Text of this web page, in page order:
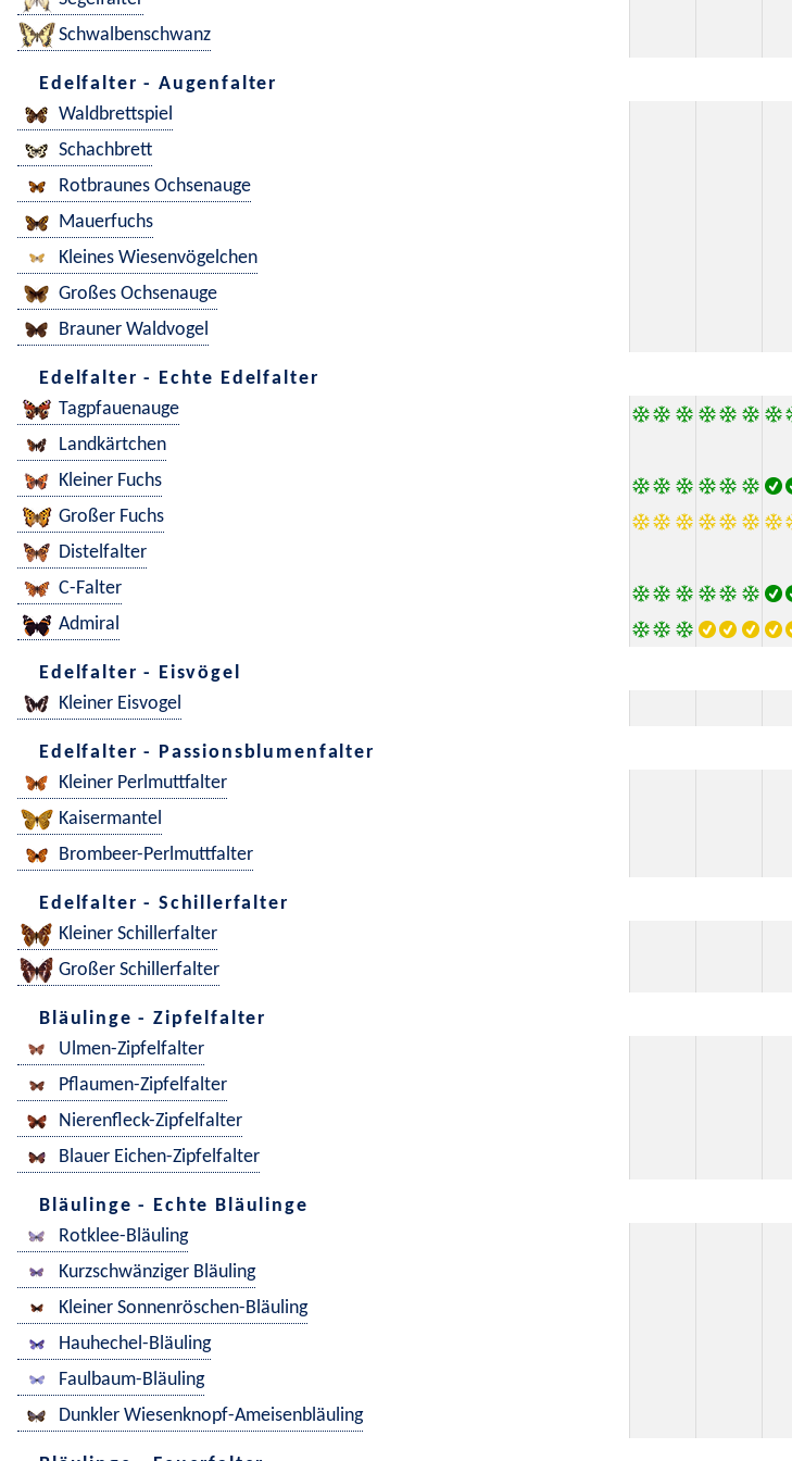
Schwalbenschwanz
Edelfalter - Augenfalter
Waldbrettspiel
Schachbrett
Rotbraunes Ochsenauge
Mauerfuchs
Kleines Wiesenvögelchen
Großes Ochsenauge
Brauner Waldvogel
Edelfalter - Echte Edelfalter
Tagpfauenauge
Landkärtchen
Kleiner Fuchs
Großer Fuchs
Distelfalter
C-Falter
Admiral
Edelfalter - Eisvögel
Kleiner Eisvogel
Edelfalter - Passionsblumenfalter
Kleiner Perlmuttfalter
Kaisermantel
Brombeer-Perlmuttfalter
Edelfalter - Schillerfalter
Kleiner Schillerfalter
Großer Schillerfalter
Bläulinge - Zipfelfalter
Ulmen-Zipfelfalter
Pflaumen-Zipfelfalter
Nierenfleck-Zipfelfalter
Blauer Eichen-Zipfelfalter
Bläulinge - Echte Bläulinge
Rotklee-Bläuling
Kurzschwänziger Bläuling
Kleiner Sonnenröschen-Bläuling
Hauhechel-Bläuling
Faulbaum-Bläuling
Dunkler Wiesenknopf-Ameisenbläuling